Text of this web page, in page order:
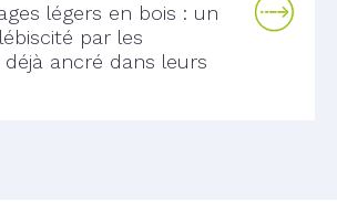
légers en bois : un
par les
déjà ancré dans leurs